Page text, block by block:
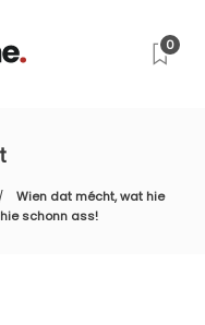
0
Wien dat mécht, wat hie
schonn ass!